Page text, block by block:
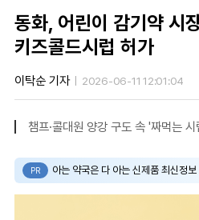
동화, 어린이 감기약 시
키즈콜드시럽 허가
이탁순 기자 2026-06-11 12:01:04
챔프·콜대원 양강 구
PR 아는 약국은 다 아는 신제품 최신정보